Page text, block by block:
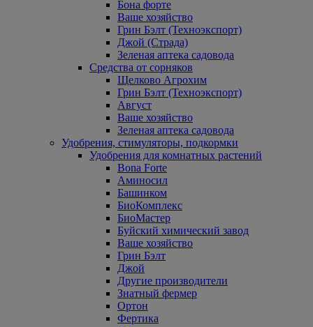
Бона форте
Ваше хозяйство
Грин Бэлт (Техноэкспорт)
Джой (Страда)
Зеленая аптека садовода
Средства от сорняков
Щелково Агрохим
Грин Бэлт (Техноэкспорт)
Август
Ваше хозяйство
Зеленая аптека садовода
Удобрения, стимуляторы, подкормки
Удобрения для комнатных растений
Bona Forte
Аминосил
Башинком
БиоКомплекс
БиоМастер
Буйский химический завод
Ваше хозяйство
Грин Бэлт
Джой
Другие производители
Знатный фермер
Ортон
Фертика